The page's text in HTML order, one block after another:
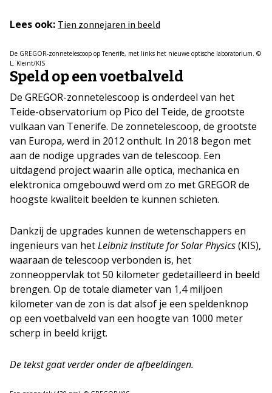
Lees ook: Tien zonnejaren in beeld
De GREGOR-zonnetelescoop op Tenerife, met links het nieuwe optische laboratorium. ©
L. Kleint/KIS
Speld op een voetbalveld
De GREGOR-zonnetelescoop is onderdeel van het
Teide-observatorium op Pico del Teide, de grootste
vulkaan van Tenerife. De zonnetelescoop, de grootste
van Europa, werd in 2012 onthult. In 2018 begon met
aan de nodige upgrades van de telescoop. Een
uitdagend project waarin alle optica, mechanica en
elektronica omgebouwd werd om zo met GREGOR de
hoogste kwaliteit beelden te kunnen schieten.
Dankzij de upgrades kunnen de wetenschappers en
ingenieurs van hetLeibniz Institute for Solar Physics(KIS),
waaraan de telescoop verbonden is, het
zonneoppervlak tot 50 kilometer gedetailleerd in beeld
brengen. Op de totale diameter van 1,4 miljoen
kilometer van de zon is dat alsof je een speldenknop
op een voetbalveld van een hoogte van 1000 meter
scherp in beeld krijgt.
De tekst gaat verder onder de afbeeldingen.